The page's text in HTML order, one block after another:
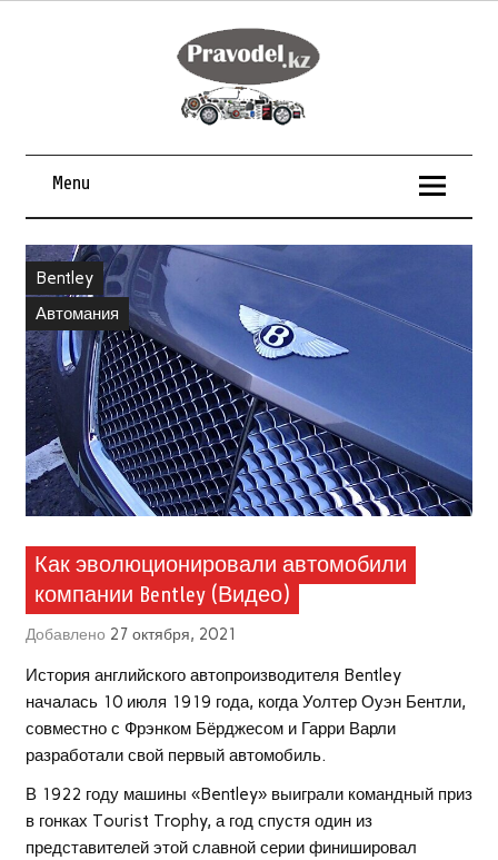
Menu
Bentley
Автомания
Как эволюционировали автомобили
компании Bentley (Видео)
Добавлено 27 октября, 2021
История английского автопроизводителя Bentley
началась 10 июля 1919 года, когда Уолтер Оуэн Бентли,
совместно с Фрэнком Бёрджесом и Гарри Варли
разработали свой первый автомобиль.
В 1922 году машины «Bentley» выиграли командный приз
в гонках Tourist Trophy, а год спустя один из
представителей этой славной серии финишировал